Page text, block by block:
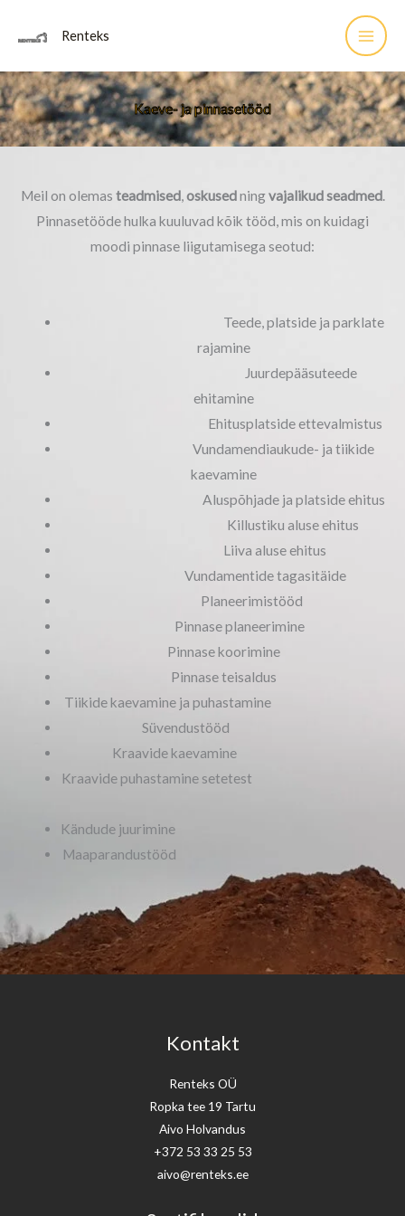
Renteks
Kaeve- ja pinnasetööd
Meil on olemas teadmised,oskusedningvajalikud seadmed.
Pinnasetööde hulka kuuluvad kõik tööd, mis on kuidagi
moodi pinnase liigutamisega seotud:
Teede, platside ja parklate
rajamine
Juurdepääsuteede
ehitamine
Ehitusplatside ettevalmistus
Vundamendiaukude- ja tiikide
kaevamine
Aluspõhjade ja platside ehitus
Killustiku aluse ehitus
Liiva aluse ehitus
Vundamentide tagasitäide
Planeerimistööd
Pinnase planeerimine
Pinnase koorimine
Pinnase teisaldus
Tiikide kaevamine ja puhastamine
Süvendustööd
Kraavide kaevamine
Kraavide puhastamine setetest
Kändude juurimine
Maaparandustööd
Kontakt
Renteks OÜ
Ropka tee 19 Tartu
Aivo Holvandus
+372 53 33 25 53
aivo@renteks.ee